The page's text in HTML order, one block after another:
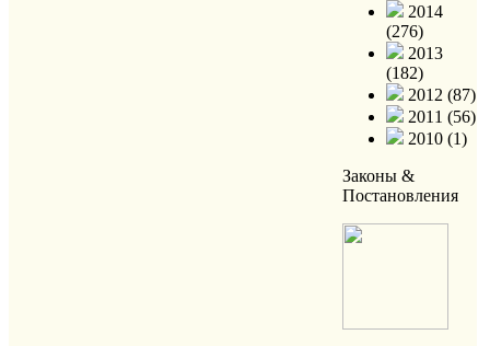
2014
(276)
2013
(182)
2012 (87)
2011 (56)
2010 (1)
Законы &
Постановления